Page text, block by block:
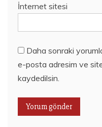
İnternet sitesi
Daha sonraki
e-posta adresim ve
kaydedilsin.